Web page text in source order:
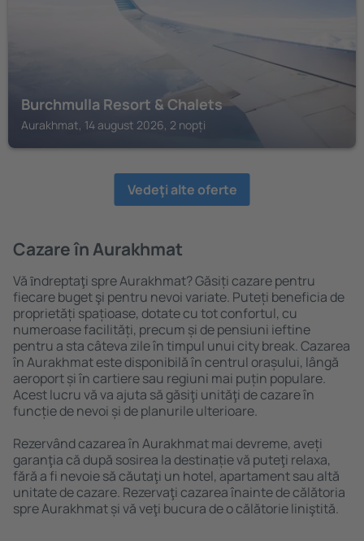
Burchmulla Resort & Chalets
Aurakhmat, 14 august 2026, 2 nopți
Vedeţi alte oferte
Cazare în Aurakhmat
Vă ȋndreptaţi spre Aurakhmat? Găsiți cazare pentru
fiecare buget şi pentru nevoi variate. Puteți beneficia de
proprietăți spațioase, dotate cu tot confortul, cu
numeroase facilități, precum și de pensiuni ieftine
pentru a sta câteva zile în timpul unui city break. Cazarea
în Aurakhmat este disponibilă în centrul orașului, lângă
aeroport și în cartiere sau regiuni mai puțin populare.
Acest lucru vă va ajuta să găsiţi unităţi de cazare în
funcție de nevoi și de planurile ulterioare.
Rezervând cazarea în Aurakhmat mai devreme, aveți
garanţia că după sosirea la destinație vă puteţi relaxa,
fără a fi nevoie să căutaţi un hotel, apartament sau altă
unitate de cazare. Rezervaţi cazarea înainte de călătoria
spre Aurakhmat și vă veţi bucura de o călătorie liniştită.